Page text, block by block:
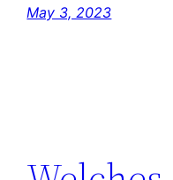
May 3, 2023